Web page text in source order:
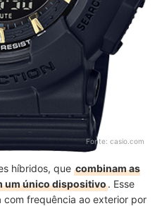
Fonte: casio.com
híbridos, que combinam as
um único dispositivo. Esse
com frequência ao exterior por